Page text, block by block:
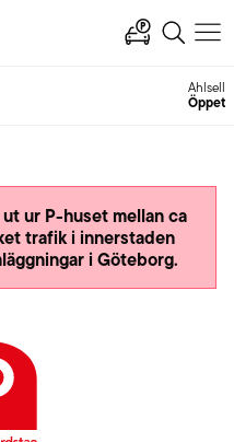
Ahlsell
Öppet
ur P-huset mellan ca
trafik i innerstaden
i Göteborg.